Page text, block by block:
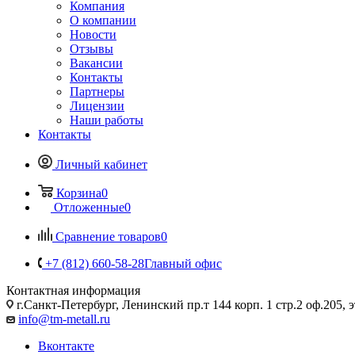
Компания
О компании
Новости
Отзывы
Вакансии
Контакты
Партнеры
Лицензии
Наши работы
Контакты
Личный кабинет
Корзина0
Отложенные0
Сравнение товаров0
+7 (812) 660-58-28Главный офис
Контактная информация
г.Санкт-Петербург, Ленинский пр.т 144 корп. 1 стр.2 оф.205,
info@tm-metall.ru
Вконтакте